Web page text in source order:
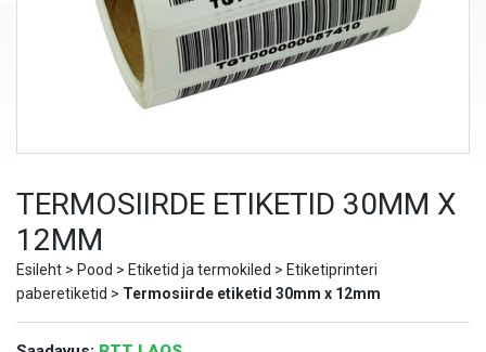
TERMOSIIRDE ETIKETID 30MM X
12MM
Esileht > Pood > Etiketid ja termokiled > Etiketiprinteri
paberetiketid > Termosiirde etiketid 30mm x 12mm